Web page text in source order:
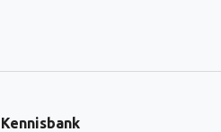
Kennisbank